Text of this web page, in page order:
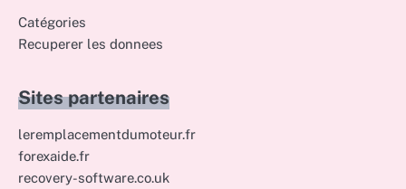
Catégories
Recuperer les donnees
Sites partenaires
leremplacementdumoteur.fr
forexaide.fr
recovery-software.co.uk